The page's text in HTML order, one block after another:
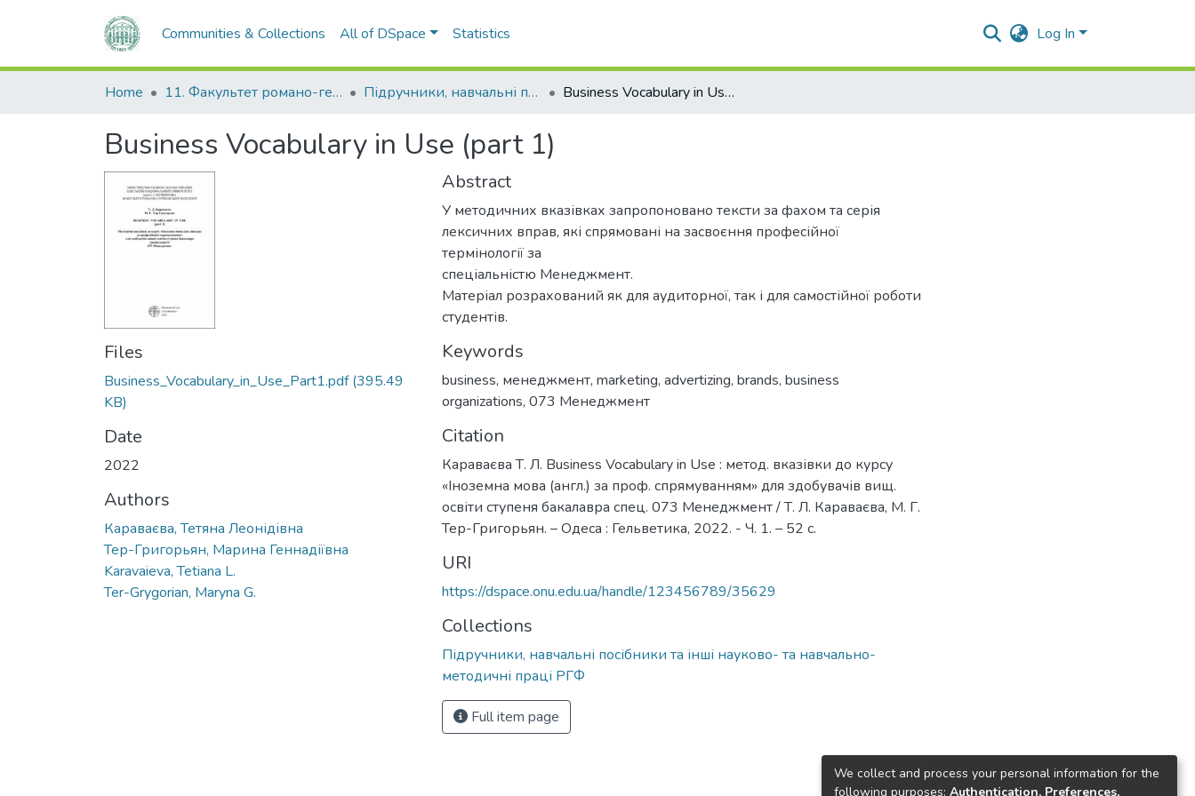
Communities & Collections All of DSpace Statistics Log In
Home 11. Факультет романо-германської філології Підручники, навчальні посібники та інші науково- та навчально-методичні праці РГФ Business Vocabulary in Use (part 1)
Business Vocabulary in Use (part 1)
Files
Business_Vocabulary_in_Use_Part1.pdf(395.49
KB)
Date
2022
Authors
Караваєва, Тетяна Леонідівна
Тер-Григорьян, Марина Геннадіївна
Karavaieva, Tetiana L.
Ter-Grygorian, Maryna G.
Abstract
У методичних вказівках запропоновано тексти за фахом та серія
лексичних вправ, які спрямовані на засвоєння професійної
термінології за
спеціальністю Менеджмент.
Матеріал розрахований як для аудиторної, так і для самостійної роботи
студентів.
Keywords
business, менеджмент, marketing, advertizing, brands, business
organizations, 073 Менеджмент
Citation
Караваєва Т. Л. Business Vocabulary in Use : метод. вказівки до курсу
«Іноземна мова (англ.) за проф. спрямуванням» для здобувачів вищ.
освіти ступеня бакалавра спец. 073 Менеджмент / Т. Л. Караваєва, М. Г.
Тер-Григорьян. – Одеса : Гельветика, 2022. - Ч. 1. – 52 с.
URI
https://dspace.onu.edu.ua/handle/123456789/35629
Collections
Підручники, навчальні посібники та інші науково- та навчально-
методичні праці РГФ
Full item page
We collect and process your personal information for the
following purposes: Authentication, Preferences,